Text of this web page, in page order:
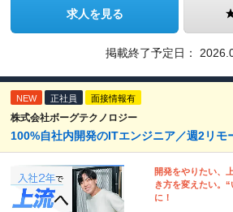
求人を見る
掲載終了予定日：
NEW 正社員 面接情報有
株式会社ボーグテクノロジー
100%自社内開発のITエンジニア／週2リモ
開発をやりたい、
き方を変えたい。
に！